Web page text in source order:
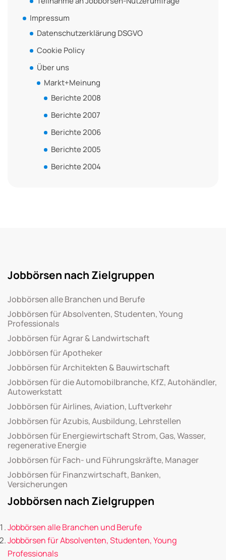
Impressum
Datenschutzerklärung DSGVO
Cookie Policy
Über uns
Markt+Meinung
Berichte 2008
Berichte 2007
Berichte 2006
Berichte 2005
Berichte 2004
Jobbörsen nach Zielgruppen
Jobbörsen alle Branchen und Berufe
Jobbörsen für Absolventen, Studenten, Young
Professionals
Jobbörsen für Agrar & Landwirtschaft
Jobbörsen für Apotheker
Jobbörsen für Architekten & Bauwirtschaft
Jobbörsen für die Automobilbranche, KfZ, Autohändler,
Autowerkstatt
Jobbörsen für Airlines, Aviation, Luftverkehr
Jobbörsen für Azubis, Ausbildung, Lehrstellen
Jobbörsen für Energiewirtschaft Strom, Gas, Wasser,
regenerative Energie
Jobbörsen für Fach- und Führungskräfte, Manager
Jobbörsen für Finanzwirtschaft, Banken,
Versicherungen
Jobbörsen nach Zielgruppen
Jobbörsen alle Branchen und Berufe
Jobbörsen für Absolventen, Studenten, Young
Professionals